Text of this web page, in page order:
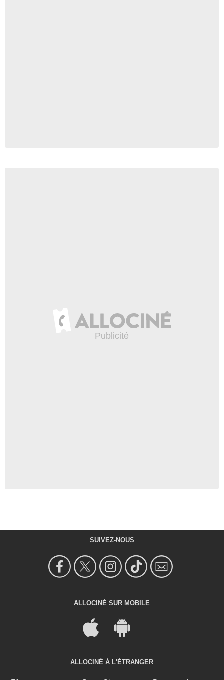
SUIVEZ-NOUS
ALLOCINÉ SUR MOBILE
ALLOCINÉ À L'ÉTRANGER